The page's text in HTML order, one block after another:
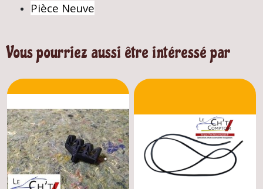
Pièce Neuve
Vous pourriez aussi être intéressé par